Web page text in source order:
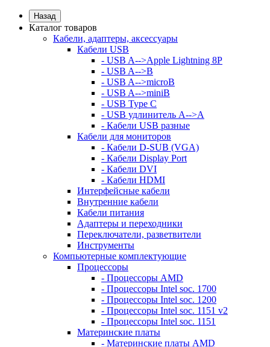
Назад
Каталог товаров
Кабели, адаптеры, аксессуары
Кабели USB
- USB A-->Apple Lightning 8P
- USB A-->B
- USB A-->microB
- USB A-->miniB
- USB Type C
- USB удлинитель A-->A
- Кабели USB разные
Кабели для мониторов
- Кабели D-SUB (VGA)
- Кабели Display Port
- Кабели DVI
- Кабели HDMI
Интерфейсные кабели
Внутренние кабели
Кабели питания
Адаптеры и переходники
Переключатели, разветвители
Инструменты
Компьютерные комплектующие
Процессоры
- Процессоры AMD
- Процессоры Intel soc. 1700
- Процессоры Intel soc. 1200
- Процессоры Intel soc. 1151 v2
- Процессоры Intel soc. 1151
Материнские платы
- Материнские платы AMD